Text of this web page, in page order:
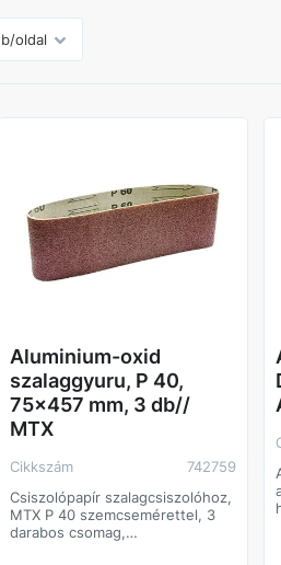
Aluminium-oxid
szalaggyuru, P 40,
75x457 mm, 3 db//
MTX
Cikkszám
742759
Csiszolópapír szalagcsiszolóhoz,
MTX P 40 szemcsemérettel, 3
darabos csomag,